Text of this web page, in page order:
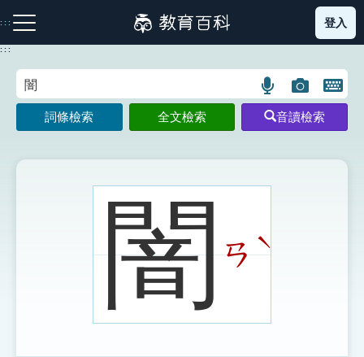
到
主
:::
注音索引圖示 筆畫索引圖示 部首索引表圖示
登入
:::
語
言
搜
示
圖
片
搜
開
鍵
圖
詞條檢索 全文檢索 音讀檢索
闇ㄢ ˋ